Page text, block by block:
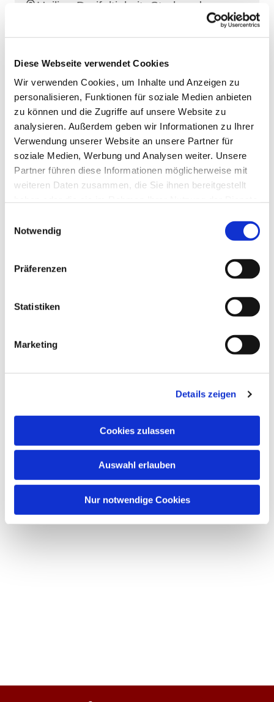
Diese Webseite verwendet Cookies
Wir verwenden Cookies, um Inhalte und Anzeigen zu
personalisieren, Funktionen für soziale Medien anbieten
zu können und die Zugriffe auf unsere Website zu
analysieren. Außerdem geben wir Informationen zu Ihrer
Verwendung unserer Website an unsere Partner für
soziale Medien, Werbung und Analysen weiter. Unsere
Partner führen diese Informationen möglicherweise mit
weiteren Daten zusammen, die Sie ihnen bereitgestellt
Notwendig
Präferenzen
Statistiken
Marketing
Details zeigen
Cookies zulassen
Auswahl erlauben
Nur notwendige Cookies
Heilige Dreifaltigkeit, Stralsund,
Frankenwall 7, 18439 Stralsund